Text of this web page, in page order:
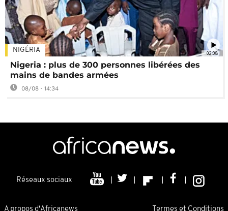
02:08
NIGÉRIA
Nigeria : plus de 300 personnes libérées des
mains de bandes armées
08/08 - 14:34
Réseaux sociaux
A propos d'Africanews Termes et Conditions